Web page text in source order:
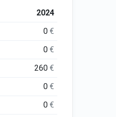
2024
0€
0€
260€
0€
0€